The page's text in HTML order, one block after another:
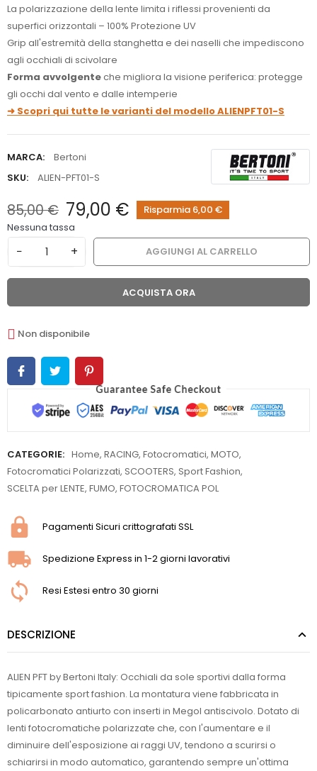
La polarizzazione della lente limita i riflessi provenienti da
superfici orizzontali – 100% Protezione UV
Grip all'estremità della stanghetta e dei naselli che impediscono
agli occhiali di scivolare
Forma avvolgenteche migliora la visione periferica: protegge
gli occhi dal vento e dalle intemperie
➜ Scopri qui tutte le varianti del modello ALIENPFT01-S
MARCA:
Bertoni
SKU:
ALIEN-PFT01-S
85,00 € 79,00 €
Risparmia 6,00 €
Nessuna tassa
− + AGGIUNGI AL CARRELLO
ACQUISTA ORA
Non disponibile
CATEGORIE: Home, RACING, Fotocromatici, MOTO,
Fotocromatici Polarizzati, SCOOTERS, Sport Fashion,
SCELTA per LENTE, FUMO, FOTOCROMATICA POL
Pagamenti Sicuri crittografati SSL
Spedizione Express in 1-2 giorni lavorativi
Resi Estesi entro 30 giorni
DESCRIZIONE
ALIEN PFT by Bertoni Italy: Occhiali da sole sportivi dalla forma
tipicamente sport fashion. La montatura viene fabbricata in
policarbonato antiurto con inserti in Megol antiscivolo. Dotato di
lenti fotocromatiche polarizzate che, con l'aumentare e il
diminuire dell'esposizione ai raggi UV, tendono a scurirsi o
schiarirsi in modo automatico, garantendo sempre un'ottima